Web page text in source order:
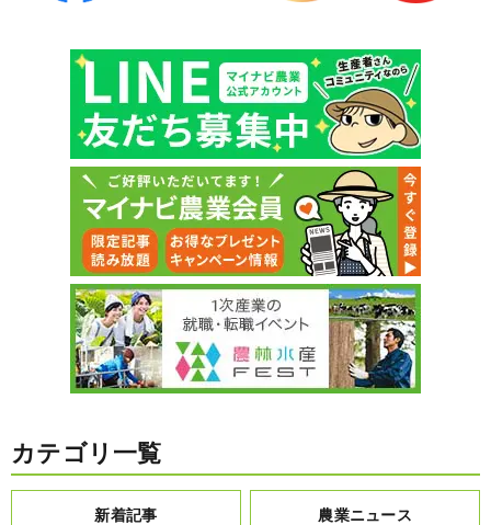
カテゴリ一覧
新着記事 農業ニュース